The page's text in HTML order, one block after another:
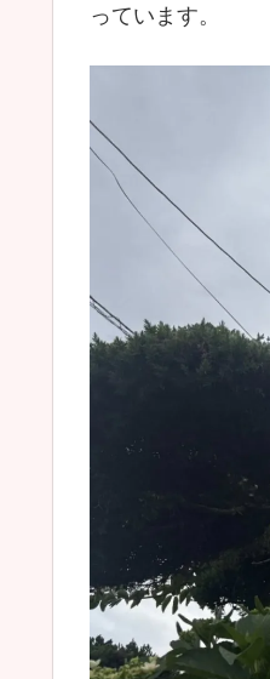
っています。